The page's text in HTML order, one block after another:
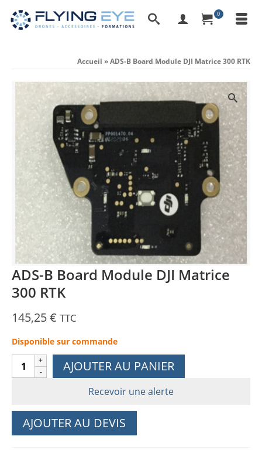
0
Accueil »ADS-B Board Module DJI Matrice 300 RTK
ADS-B Board Module DJI Matrice
300 RTK
145,25€ TTC
Disponible sur commande
quantité
de
Board
Module
AJOUTER AU PANIER
Recevoir une alerte
AJOUTER AU DEVIS